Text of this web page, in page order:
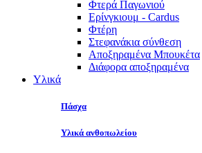
Φτερά Παγωνιού
Ερίνγκιουμ - Cardus
Φτέρη
Στεφανάκια σύνθεση
Αποξηραμένα Μπουκέτα
Διάφορα αποξηραμένα
Υλικά
Πάσχα
Υλικά ανθοπωλείου